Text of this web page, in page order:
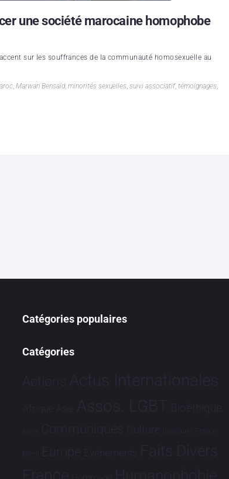
une société marocaine homophobe
sur les souffrances de la communauté homosexuelle au
, Marwan Bensaïd, minorités sexuelles, suivi associatif, témoignages,
Catégories populaires
Catégories
Actions Actus Internationales
Afrique Asie Assos. LGBT Bioéthique
Brève Communiqués Culture Dialogues France-
Brésil Europe Evénements Faits Divers
Humanophobie